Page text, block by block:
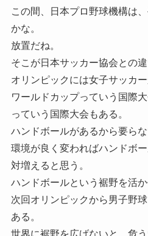
この間、日本プロ野球機構は
かな。
放置だね。
そこが日本サッカー協会との違
オリンピックには女子サッカ
ワールドカップっていう国際
っていう国際大会もある。
ハンドボールがあるから要らな
環境が良く変わればハンドボ
対増えると思う。
ハンドボールという裾野を活か
次回オリンピックから男子野
ある。
世界に裾野を広げないと、危